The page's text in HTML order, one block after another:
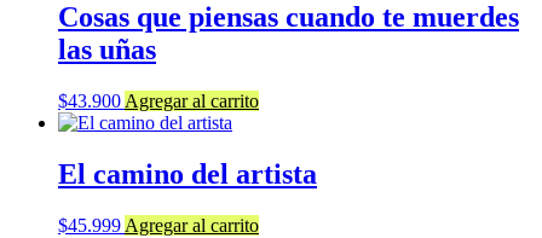
Cosas que piensas cuando te muerdes
las uñas
$43.900 Agregar al carrito
El camino del artista
$45.999 Agregar al carrito